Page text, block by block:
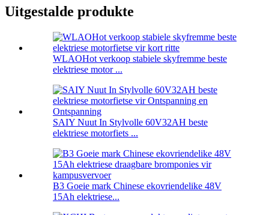
Uitgestalde produkte
WLAOHot verkoop stabiele skyfremme beste
elektriese motor ...
SAIY Nuut In Stylvolle 60V32AH beste
elektriese motorfiets ...
B3 Goeie mark Chinese ekovriendelike 48V
15Ah elektriese...